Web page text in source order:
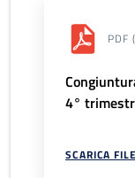
PDF
4°
SCARICA FILE